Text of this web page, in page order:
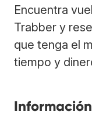
Encuentra
Trabber y
que tenga el
tiempo y